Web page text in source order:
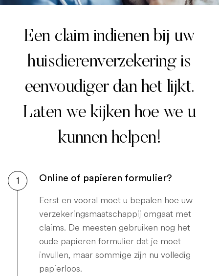
Een claim indienen bij uw
huisdierenverzekering is
eenvoudiger dan het lijkt.
Laten we kijken hoe we u
kunnen helpen!
1 Online of papieren formulier?
Eerst en vooral moet u bepalen hoe uw
verzekeringsmaatschappij omgaat met
claims. De meesten gebruiken nog het
oude papieren formulier dat je moet
invullen, maar sommige zijn nu volledig
papierloos.